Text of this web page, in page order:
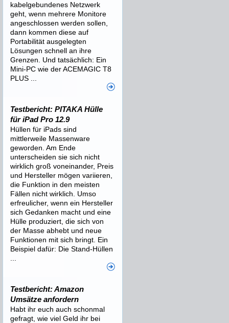
kabelgebundenes Netzwerk
geht, wenn mehrere Monitore
angeschlossen werden sollen,
dann kommen diese auf
Portabilität ausgelegten
Lösungen schnell an ihre
Grenzen. Und tatsächlich: Ein
Mini-PC wie der ACEMAGIC T8
PLUS ...
Testbericht: PITAKA Hülle
für iPad Pro 12.9
Hüllen für iPads sind
mittlerweile Massenware
geworden. Am Ende
unterscheiden sie sich nicht
wirklich groß voneinander, Preis
und Hersteller mögen variieren,
die Funktion in den meisten
Fällen nicht wirklich. Umso
erfreulicher, wenn ein Hersteller
sich Gedanken macht und eine
Hülle produziert, die sich von
der Masse abhebt und neue
Funktionen mit sich bringt. Ein
Beispiel dafür: Die Stand-Hüllen
Testbericht: Amazon
Umsätze anfordern
Habt ihr euch auch schonmal
gefragt, wie viel Geld ihr bei